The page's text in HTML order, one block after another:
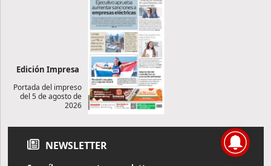
Edición Impresa
Portada del impreso
del 5 de agosto de
2026
NEWSLETTER